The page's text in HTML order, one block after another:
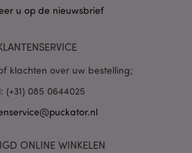
u op de nieuwsbrief
klachten over uw bestelling;
(+31) 085 0644025
ONLINE WINKELEN
PHP.net